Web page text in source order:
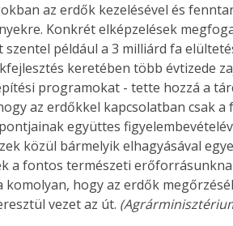
az erdők kezelésével és
Konkrét elképzelések
például a 3 milliárd fa
keretében több évtizede
programokat - tette hozzá a
az erdőkkel kapcsolatban csak
együttes
közül bármelyik elhagyásával
a fontos természeti
komolyan, hogy az erdők
vezet az út.